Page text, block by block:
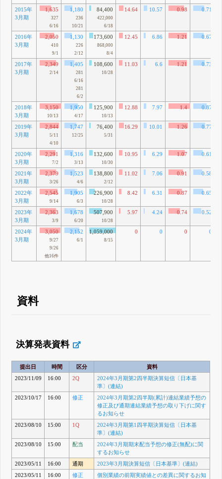
2015年
3月期
1,635
327
6/16
1,180
236
10/21
84,400
422,000
6/18
14.64 10.57 0.98
0.71
2016年
3月期
2,050
410
9/1
1,130
226
2/12
173,600
868,000
8/4
12.45 6.86 1.21 0.67
2017年
3月期
2,349
2/14
1,405
281
6/16
281
6/2
108,600
10/28
11.03 6.6 1.21
0.73
2018年
3月期
3,150
10/13
1,950
4/17
125,900
10/13
12.88 7.97 1.4 0.87
2019年
3月期
2,844
5/11
4/10
1,747
12/25
76,400
5/31
16.29 10.01 1.26
0.77
2020年
3月期
2,291
7/2
1,316
3/13
132,600
10/30
10.95 6.29 1.07
0.61
2021年
3月期
2,379
3/26
1,523
4/6
138,800
2/12
11.02 7.06 0.91
0.58
2022年
3月期
2,545
9/14
1,905
6/3
226,900
10/28
8.42 6.31 0.87
0.65
2023年
3月期
2,363
3/9
1,678
6/20
507,900
10/28
5.97 4.24 0.74
0.52
2024年
3月期
3,050
9/27
9/26
他16件
2,152
6/1
1,059,000
8/15
0 0 0
0
資料
決算発表資料
提出日 時間 区分
資料
2023/11/09
16:00 2Q
2024年3月期第2四半期決算短信〔日本基
準〕(連結)
2023/10/17
16:00 修正
2024年3月期第2四半期(累計)連結業績予想の
修正及び通期連結業績予想の取り下げに関す
るお知らせ
2023/08/10
15:00 1Q
2024年3月期第1四半期決算短信〔日本基
準〕(連結)
2023/08/10
15:00 配当
2024年3月期期末配当予想の修正(無配)に関
するお知らせ
2023/05/11
16:00 通期
2023年3月期決算短信〔日本基準〕(連結)
2023/05/11
16:00 修正
個別業績の前期実績値との差異に関するお知